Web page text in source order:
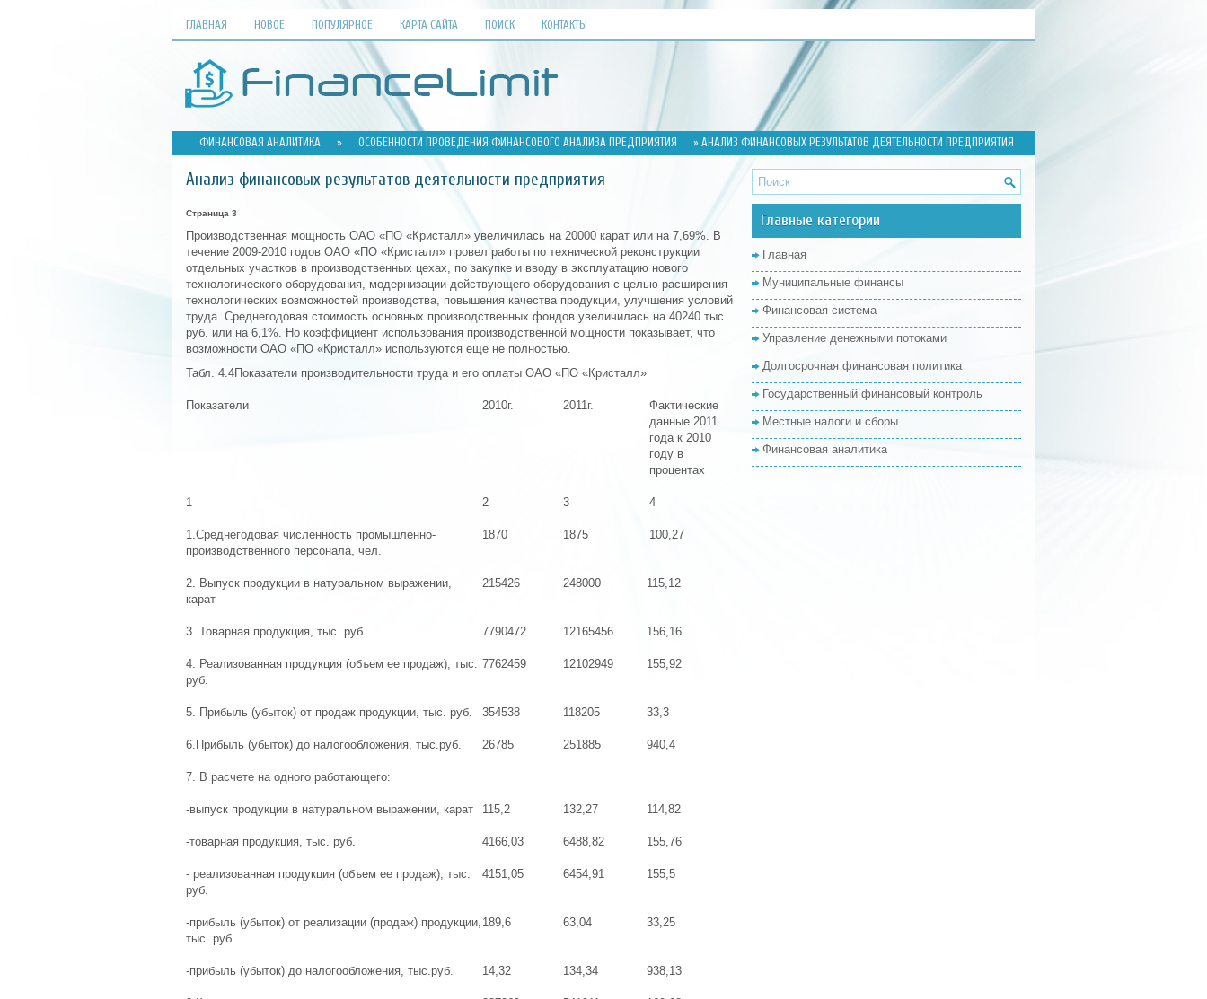
ГЛАВНАЯ НОВОЕ ПОПУЛЯРНОЕ КАРТА САЙТА ПОИСК КОНТАКТЫ
ФИНАНСОВАЯ АНАЛИТИКА » ОСОБЕННОСТИ ПРОВЕДЕНИЯ ФИНАНСОВОГО АНАЛИЗА ПРЕДПРИЯТИЯ » АНАЛИЗ ФИНАНСОВЫХ РЕЗУЛЬТАТОВ ДЕЯТЕЛЬНОСТИ ПРЕДПРИЯТИЯ
Анализ финансовых результатов деятельности предприятия
Страница 3
Производственная мощность ОАО «ПО «Кристалл» увеличилась на 20000 карат или на 7,69%. В
течение 2009-2010 годов ОАО «ПО «Кристалл» провел работы по технической реконструкции
отдельных участков в производственных цехах, по закупке и вводу в эксплуатацию нового
технологического оборудования, модернизации действующего оборудования с целью расширения
технологических возможностей производства, повышения качества продукции, улучшения условий
труда. Среднегодовая стоимость основных производственных фондов увеличилась на 40240 тыс.
руб. или на 6,1%. Но коэффициент использования производственной мощности показывает, что
возможности ОАО «ПО «Кристалл» используются еще не полностью.
Табл. 4.4Показатели производительности труда и его оплаты ОАО «ПО «Кристалл»
Показатели 2010г. 2011г.
Фактические
данные 2011
года к 2010
году в
процентах
1 2 3 4
1.Среднегодовая численность промышленно-
производственного персонала, чел.
1870 1875 100,27
2. Выпуск продукции в натуральном выражении,
карат
215426 248000 115,12
3. Товарная продукция, тыс. руб. 7790472 12165456 156,16
4. Реализованная продукция (объем ее продаж), тыс.
руб.
7762459 12102949 155,92
5. Прибыль (убыток) от продаж продукции, тыс. руб. 354538 118205 33,3
6.Прибыль (убыток) до налогообложения, тыс.руб. 26785 251885 940,4
7. В расчете на одного работающего:
-выпуск продукции в натуральном выражении, карат 115,2 132,27 114,82
-товарная продукция, тыс. руб. 4166,03 6488,82 155,76
- реализованная продукция (объем ее продаж), тыс.
руб.
4151,05 6454,91 155,5
-прибыль (убыток) от реализации (продаж) продукции,
тыс. руб.
189,6 63,04 33,25
-прибыль (убыток) до налогообложения, тыс.руб. 14,32 134,34 938,13
Главные категории
Главная
Муниципальные финансы
Финансовая система
Управление денежными потоками
Долгосрочная финансовая политика
Государственный финансовый контроль
Местные налоги и сборы
Финансовая аналитика